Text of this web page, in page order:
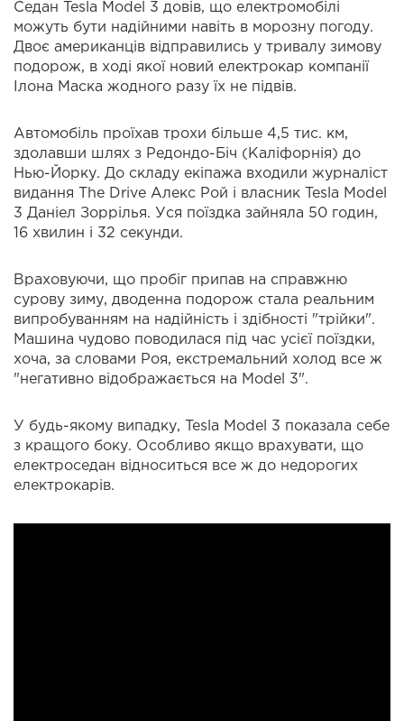
Седан Tesla Model 3 довів, що електромобілі
можуть бути надійними навіть в морозну погоду.
Двоє американців відправились у тривалу зимову
подорож, в ході якої новий електрокар компанії
Ілона Маска жодного разу їх не підвів.
Автомобіль проїхав трохи більше 4,5 тис. км,
здолавши шлях з Редондо-Біч (Каліфорнія) до
Нью-Йорку. До складу екіпажа входили журналіст
видання The Drive Алекс Рой і власник Tesla Model
3 Даніел Зоррілья. Уся поїздка зайняла 50 годин,
16 хвилин і 32 секунди.
Враховуючи, що пробіг припав на справжню
сурову зиму, дводенна подорож стала реальним
випробуванням на надійність і здібності "трійки".
Машина чудово поводилася під час усієї поїздки,
хоча, за словами Роя, екстремальний холод все ж
"негативно відображається на Model 3".
У будь-якому випадку, Tesla Model 3 показала себе
з кращого боку. Особливо якщо врахувати, що
електроседан відноситься все ж до недорогих
електрокарів.